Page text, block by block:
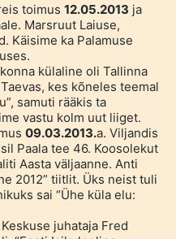
toimus12.05.2013ja
Marsruut Laiuse,
Käisime ka Palamuse
külaline oli Tallinna
kes kõneles teemal
samuti rääkis ta
vastu kolm uut liiget.
09.03.2013.a. Viljandis
Paala tee 46. Koosolekut
Aasta väljaanne. Anti
2012” tiitlit. Üks neist tuli
sai “Ühe küla elu:
juhataja Fred